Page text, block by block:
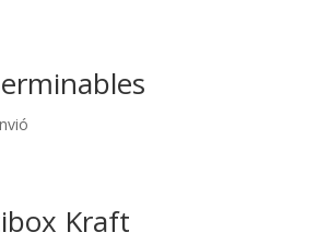
Kraft